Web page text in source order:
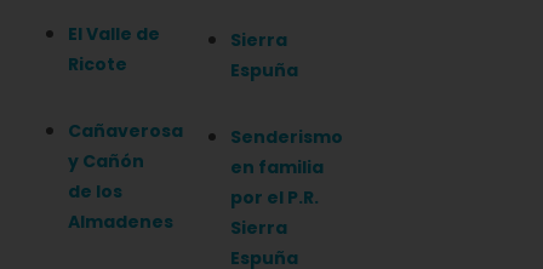
El Valle de
Ricote
Cañaverosa
y Cañón
de los
Almadenes
Sierra
Espuña
Senderismo
en familia
por el P.R.
Sierra
Espuña